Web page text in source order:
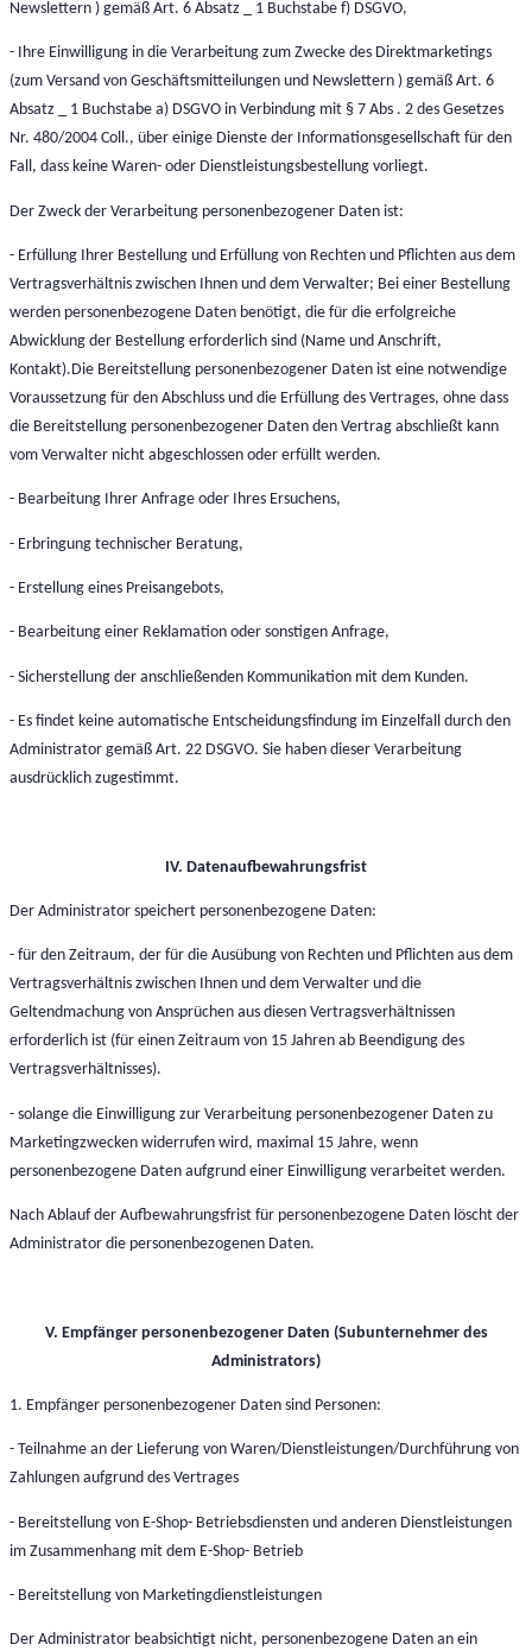
Newslettern ) gemäß Art. 6 Absatz _ 1 Buchstabe f) DSGVO,
- Ihre Einwilligung in die Verarbeitung zum Zwecke des Direktmarketings
(zum Versand von Geschäftsmitteilungen und Newslettern ) gemäß Art. 6
Absatz _ 1 Buchstabe a) DSGVO in Verbindung mit § 7 Abs . 2 des Gesetzes
Nr. 480/2004 Coll., über einige Dienste der Informationsgesellschaft für den
Fall, dass keine Waren- oder Dienstleistungsbestellung vorliegt.
Der Zweck der Verarbeitung personenbezogener Daten ist:
- Erfüllung Ihrer Bestellung und Erfüllung von Rechten und Pflichten aus dem
Vertragsverhältnis zwischen Ihnen und dem Verwalter; Bei einer Bestellung
werden personenbezogene Daten benötigt, die für die erfolgreiche
Abwicklung der Bestellung erforderlich sind (Name und Anschrift,
Kontakt).Die Bereitstellung personenbezogener Daten ist eine notwendige
Voraussetzung für den Abschluss und die Erfüllung des Vertrages, ohne dass
die Bereitstellung personenbezogener Daten den Vertrag abschließt kann
vom Verwalter nicht abgeschlossen oder erfüllt werden.
- Bearbeitung Ihrer Anfrage oder Ihres Ersuchens,
- Erbringung technischer Beratung,
- Erstellung eines Preisangebots,
- Bearbeitung einer Reklamation oder sonstigen Anfrage,
- Sicherstellung der anschließenden Kommunikation mit dem Kunden.
- Es findet keine automatische Entscheidungsfindung im Einzelfall durch den
Administrator gemäß Art. 22 DSGVO. Sie haben dieser Verarbeitung
ausdrücklich zugestimmt.
IV. Datenaufbewahrungsfrist
Der Administrator speichert personenbezogene Daten:
- für den Zeitraum, der für die Ausübung von Rechten und Pflichten aus dem
Vertragsverhältnis zwischen Ihnen und dem Verwalter und die
Geltendmachung von Ansprüchen aus diesen Vertragsverhältnissen
erforderlich ist (für einen Zeitraum von 15 Jahren ab Beendigung des
Vertragsverhältnisses).
- solange die Einwilligung zur Verarbeitung personenbezogener Daten zu
Marketingzwecken widerrufen wird, maximal 15 Jahre, wenn
personenbezogene Daten aufgrund einer Einwilligung verarbeitet werden.
Nach Ablauf der Aufbewahrungsfrist für personenbezogene Daten löscht der
Administrator die personenbezogenen Daten.
V. Empfänger personenbezogener Daten (Subunternehmer des
Administrators)
1. Empfänger personenbezogener Daten sind Personen:
- Teilnahme an der Lieferung von Waren/Dienstleistungen/Durchführung von
Zahlungen aufgrund des Vertrages
- Bereitstellung von E-Shop- Betriebsdiensten und anderen Dienstleistungen
im Zusammenhang mit dem E-Shop- Betrieb
- Bereitstellung von Marketingdienstleistungen
Der Administrator beabsichtigt nicht, personenbezogene Daten an ein